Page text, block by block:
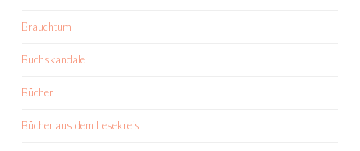
Brauchtum
Buchskandale
Bücher
Bücher aus dem Lesekreis